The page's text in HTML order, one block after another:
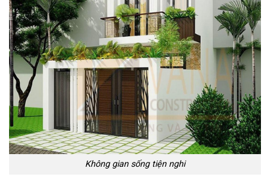
Không gian sống tiện nghi